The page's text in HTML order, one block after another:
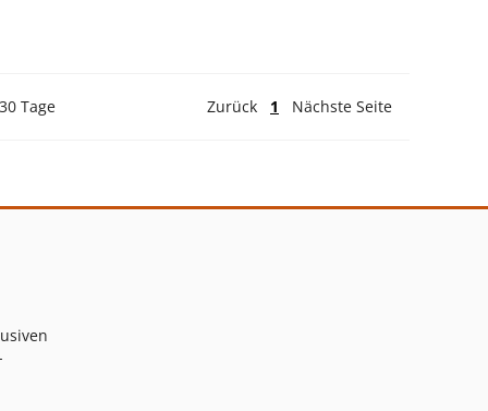
Tage Zurück 1 Nächste Seite